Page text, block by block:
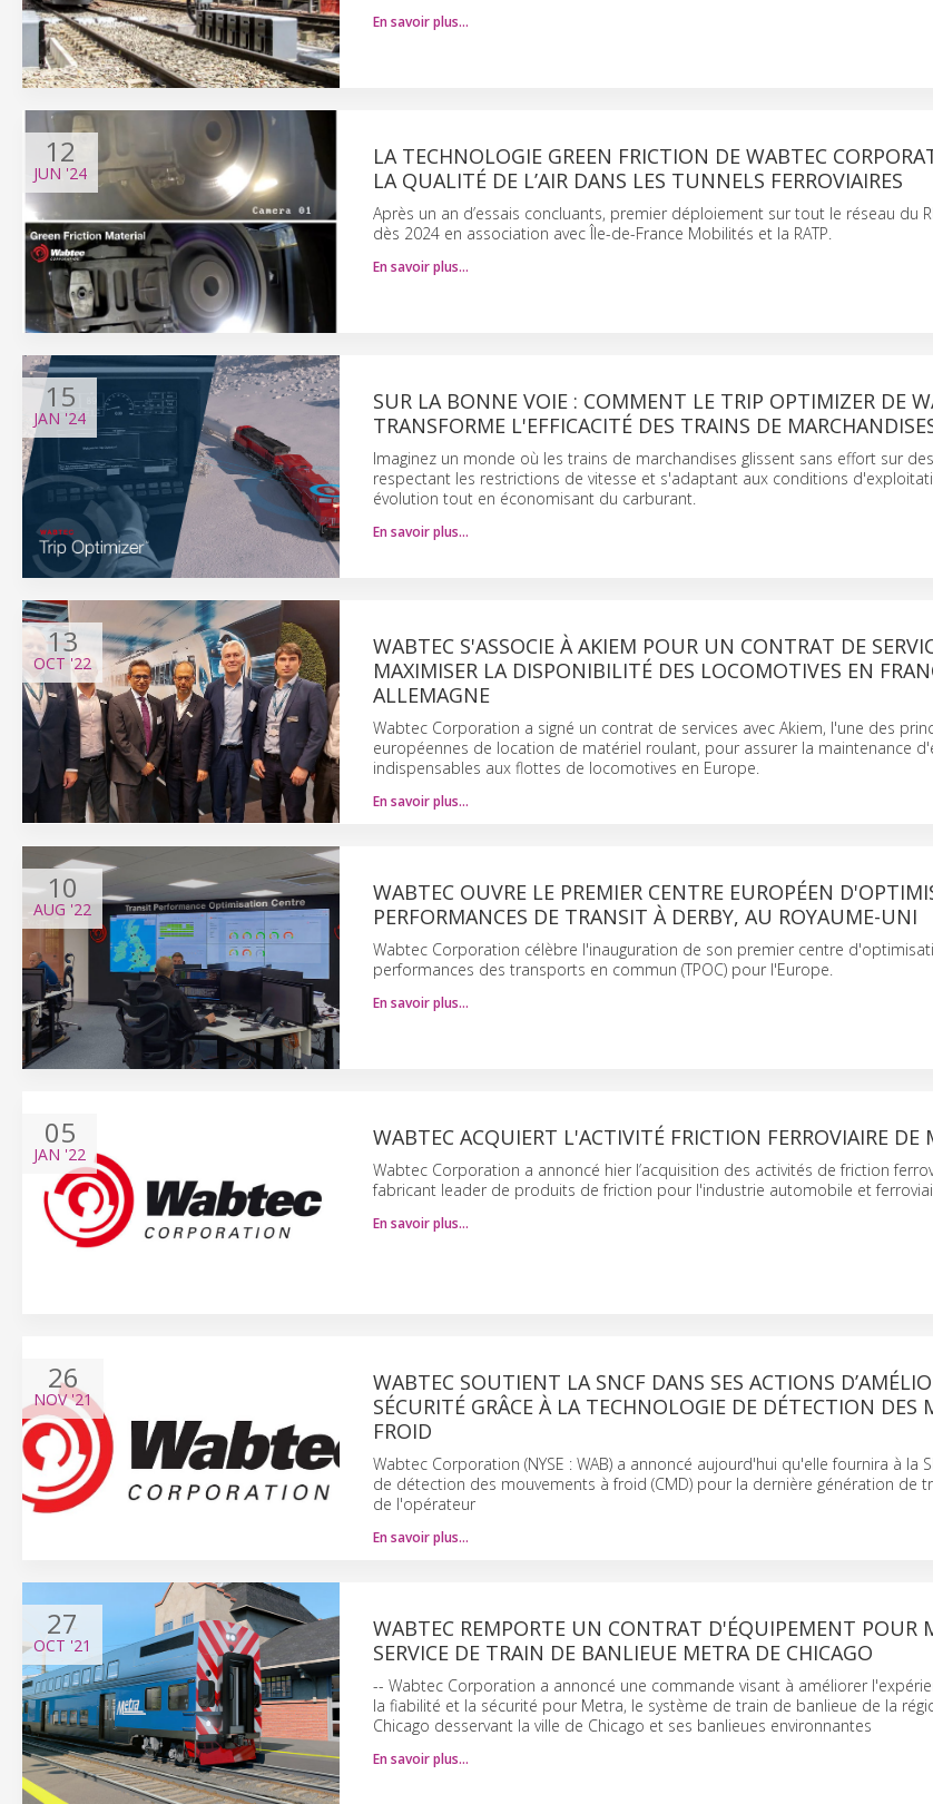
En savoir plus…
12
JUN '24
LA TECHNOLOGIE GREEN FRICTION DE WABTEC
LA QUALITÉ DE L’AIR DANS LES TUNNELS FERROVIAIRES
Après un an d’essais concluants, premier déploiement sur tout le réseau du
dès 2024 en association avec Île-de-France Mobilités et la RATP.
En savoir plus…
15
JAN '24
SUR LA BONNE VOIE : COMMENT LE TRIP OPTIMIZER DE
TRANSFORME L'EFFICACITÉ DES TRAINS DE
Imaginez un monde où les trains de marchandises glissent sans effort sur
respectant les restrictions de vitesse et s'adaptant aux conditions
évolution tout en économisant du carburant.
En savoir plus…
13
OCT '22
WABTEC S'ASSOCIE À AKIEM POUR UN CONTRAT DE
MAXIMISER LA DISPONIBILITÉ DES LOCOMOTIVES EN
ALLEMAGNE
Wabtec Corporation a signé un contrat de services avec Akiem, l'une des
européennes de location de matériel roulant, pour assurer la maintenance
indispensables aux flottes de locomotives en Europe.
En savoir plus…
10
AUG '22
WABTEC OUVRE LE PREMIER CENTRE EUROPÉEN
PERFORMANCES DE TRANSIT À DERBY, AU ROYAUME-UNI
Wabtec Corporation célèbre l'inauguration de son premier centre
performances des transports en commun (TPOC) pour l'Europe.
En savoir plus…
05
JAN '22
WABTEC ACQUIERT L'ACTIVITÉ FRICTION FERROVIAIRE DE
Wabtec Corporation a annoncé hier l’acquisition des activités de friction
fabricant leader de produits de friction pour l'industrie automobile et
En savoir plus…
26
NOV'21
WABTEC SOUTIENT LA SNCF DANS SES ACTIONS
SÉCURITÉ GRÂCE À LA TECHNOLOGIE DE DÉTECTION DES
FROID
Wabtec Corporation (NYSE : WAB) a annoncé aujourd'hui qu'elle fournira à la
de détection des mouvements à froid (CMD) pour la dernière génération de
de l'opérateur
En savoir plus…
27
OCT '21
WABTEC REMPORTE UN CONTRAT D'ÉQUIPEMENT POUR
SERVICE DE TRAIN DE BANLIEUE METRA DE CHICAGO
-- Wabtec Corporation a annoncé une commande visant à améliorer
la fiabilité et la sécurité pour Metra, le système de train de banlieue de la
Chicago desservant la ville de Chicago et ses banlieues environnantes
En savoir plus…